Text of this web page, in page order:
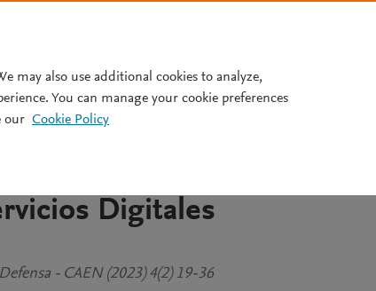
Junio - setiembre 2023 /
Digitales
- CAEN (2023) 4(2) 19-36
may also use additional cookies to analyze,
You can manage your cookie preferences
our Cookie Policy